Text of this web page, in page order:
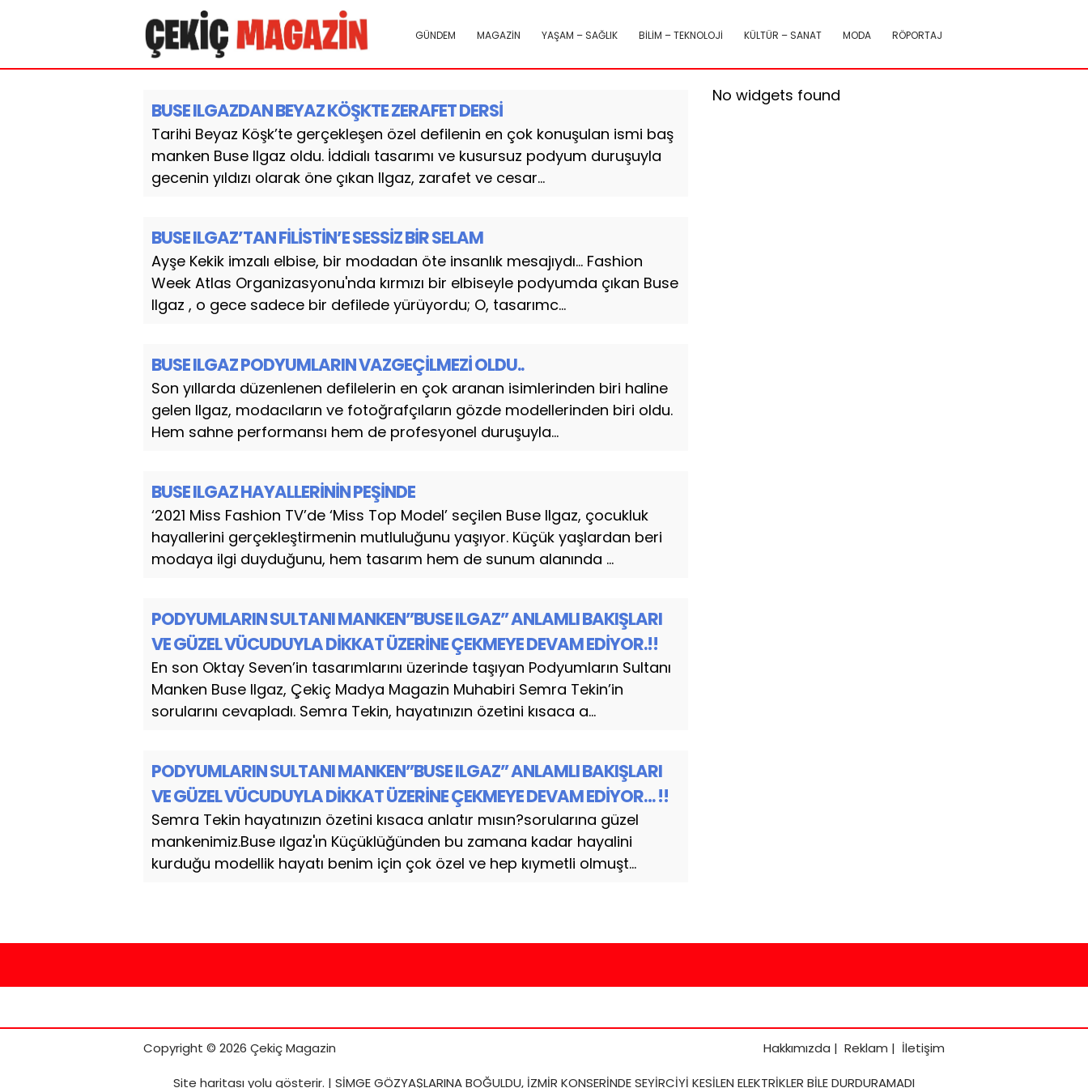
GÜNDEM MAGAZİN YAŞAM – SAĞLIK BİLİM – TEKNOLOJİ KÜLTÜR – SANAT MODA RÖPORTAJ
BUSE ILGAZDAN BEYAZ KÖŞKTE ZERAFET DERSİ
Tarihi Beyaz Köşk’te gerçekleşen özel defilenin en çok konuşulan ismi baş
manken Buse Ilgaz oldu. İddialı tasarımı ve kusursuz podyum duruşuyla
gecenin yıldızı olarak öne çıkan Ilgaz, zarafet ve cesar...
BUSE ILGAZ’TAN FİLİSTİN’E SESSİZ BİR SELAM
Ayşe Kekik imzalı elbise, bir modadan öte insanlık mesajıydı… Fashion
Week Atlas Organizasyonu'nda kırmızı bir elbiseyle podyumda çıkan Buse
Ilgaz , o gece sadece bir defilede yürüyordu; O, tasarımc...
BUSE ILGAZ PODYUMLARIN VAZGEÇİLMEZİ OLDU..
Son yıllarda düzenlenen defilelerin en çok aranan isimlerinden biri haline
gelen Ilgaz, modacıların ve fotoğrafçıların gözde modellerinden biri oldu.
Hem sahne performansı hem de profesyonel duruşuyla...
BUSE ILGAZ HAYALLERİNİN PEŞİNDE
‘2021 Miss Fashion TV’de ‘Miss Top Model’ seçilen Buse Ilgaz, çocukluk
hayallerini gerçekleştirmenin mutluluğunu yaşıyor. Küçük yaşlardan beri
modaya ilgi duyduğunu, hem tasarım hem de sunum alanında ...
PODYUMLARIN SULTANI MANKEN”BUSE ILGAZ” ANLAMLI BAKIŞLARI
VE GÜZEL VÜCUDUYLA DİKKAT ÜZERİNE ÇEKMEYE DEVAM EDİYOR.!!
En son Oktay Seven’in tasarımlarını üzerinde taşıyan Podyumların Sultanı
Manken Buse Ilgaz, Çekiç Madya Magazin Muhabiri Semra Tekin’in
sorularını cevapladı. Semra Tekin, hayatınızın özetini kısaca a...
PODYUMLARIN SULTANI MANKEN”BUSE ILGAZ” ANLAMLI BAKIŞLARI
VE GÜZEL VÜCUDUYLA DİKKAT ÜZERİNE ÇEKMEYE DEVAM EDİYOR… !!
Semra Tekin hayatınızın özetini kısaca anlatır mısın?sorularına güzel
mankenimiz.Buse ılgaz'ın Küçüklüğünden bu zamana kadar hayalini
kurduğu modellik hayatı benim için çok özel ve hep kıymetli olmuşt...
No widgets found
Copyright © 2026 Çekiç Magazin Hakkımızda | Reklam | İletişim
Site haritasıyolu gösterir. | SİMGE GÖZYAŞLARINA BOĞULDU, İZMİR KONSERİNDE SEYİRCİYİ KESİLEN ELEKTRİKLER BİLE DURDURAMADI